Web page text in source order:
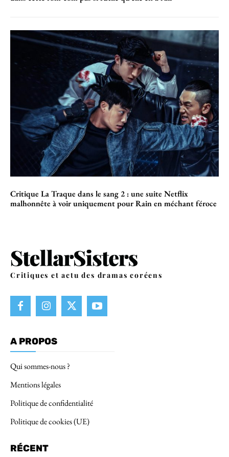
Critique La Traque dans le sang 2 : une suite Netflix
malhonnête à voir uniquement pour Rain en méchant féroce
Critiques et actu des dramas coréens
A PROPOS
Qui sommes-nous ?
Mentions légales
Politique de confidentialité
Politique de cookies (UE)
RÉCENT